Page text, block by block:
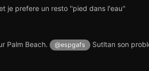
je prefere un resto ''pied dans l'eau''
Palm Beach. @espgafs Sutltan son